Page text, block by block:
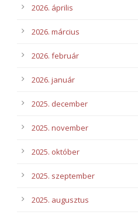
2026. április
2026. március
2026. február
2026. január
2025. december
2025. november
2025. október
2025. szeptember
2025. augusztus